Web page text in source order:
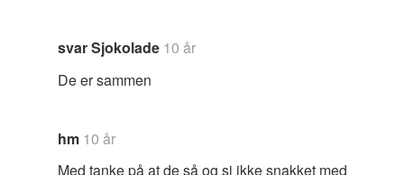
svar Sjokolade 10 år
De er sammen
hm 10 år
Med tanke på at de så og si ikke snakket med